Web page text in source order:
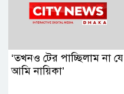
‘তখনও টের পাচ্ছিলাম না যে
আমি নায়িকা’